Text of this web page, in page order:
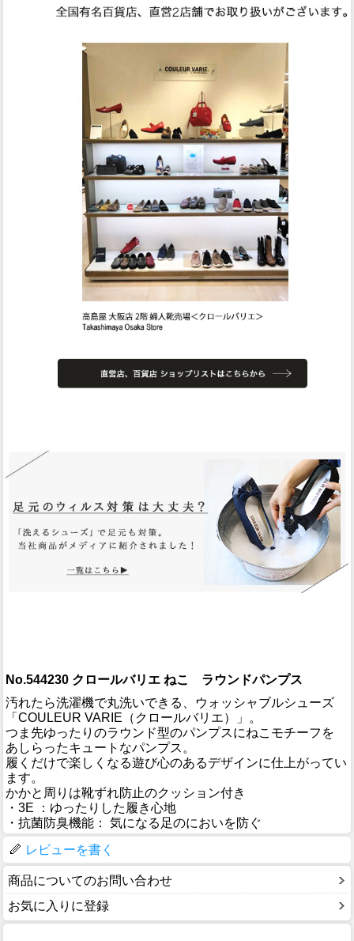
No.544230 クロールバリエ ねこ ラウンドパンプス
汚れたら洗濯機で丸洗いできる、ウォッシャブルシューズ
「COULEUR VARIE（クロールバリエ）」。
つま先ゆったりのラウンド型のパンプスにねこモチーフを
あしらったキュートなパンプス。
履くだけで楽しくなる遊び心のあるデザインに仕上がってい
ます。
かかと周りは靴ずれ防止のクッション付き
・3E ：ゆったりした履き心地
・抗菌防臭機能： 気になる足のにおいを防ぐ
レビューを書く
商品についてのお問い合わせ
お気に入りに登録